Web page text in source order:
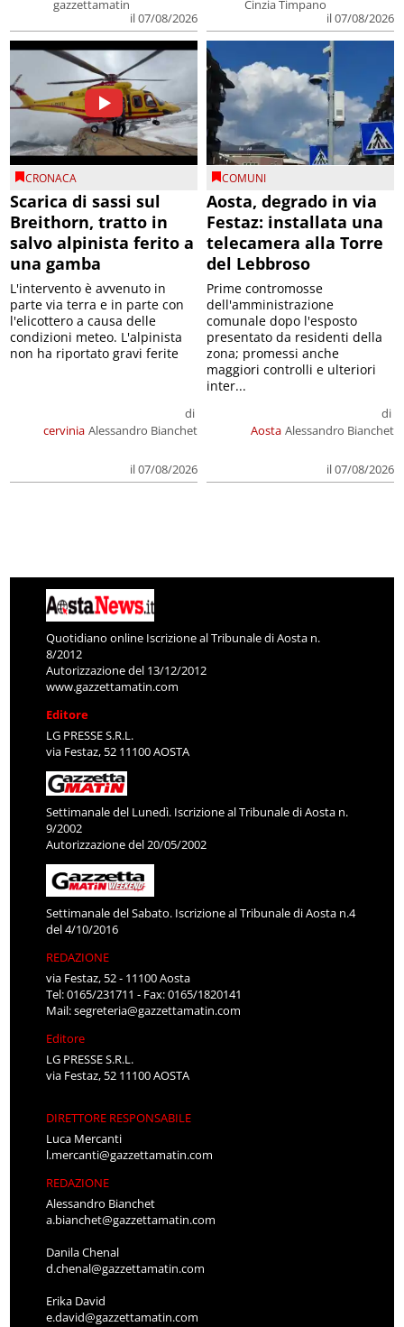
gazzettamatin
il 07/08/2026
Cinzia Timpano
il 07/08/2026
CRONACA
Scarica di sassi sul
Breithorn, tratto in
salvo alpinista ferito a
una gamba
cervinia
di
Alessandro Bianchet
il 07/08/2026
L'intervento è avvenuto in
parte via terra e in parte con
l'elicottero a causa delle
condizioni meteo. L'alpinista
non ha riportato gravi ferite
COMUNI
Aosta, degrado in via
Festaz: installata una
telecamera alla Torre
del Lebbroso
Aosta
di
Alessandro Bianchet
il 07/08/2026
Prime contromosse
dell'amministrazione
comunale dopo l'esposto
presentato da residenti della
zona; promessi anche
maggiori controlli e ulteriori
inter...
Quotidiano online Iscrizione al Tribunale di Aosta n.
8/2012
Autorizzazione del 13/12/2012
www.gazzettamatin.com
Editore
LG PRESSE S.R.L.
via Festaz, 52 11100 AOSTA
Settimanale del Lunedì. Iscrizione al Tribunale di Aosta n.
9/2002
Autorizzazione del 20/05/2002
Settimanale del Sabato. Iscrizione al Tribunale di Aosta n.4
del 4/10/2016
REDAZIONE
via Festaz, 52 - 11100 Aosta
Tel: 0165/231711 - Fax: 0165/1820141
Mail:segreteria@gazzettamatin.com
Editore
LG PRESSE S.R.L.
via Festaz, 52 11100 AOSTA
DIRETTORE RESPONSABILE
Luca Mercanti
l.mercanti@gazzettamatin.com
REDAZIONE
Alessandro Bianchet
a.bianchet@gazzettamatin.com
Danila Chenal
d.chenal@gazzettamatin.com
Erika David
e.david@gazzettamatin.com